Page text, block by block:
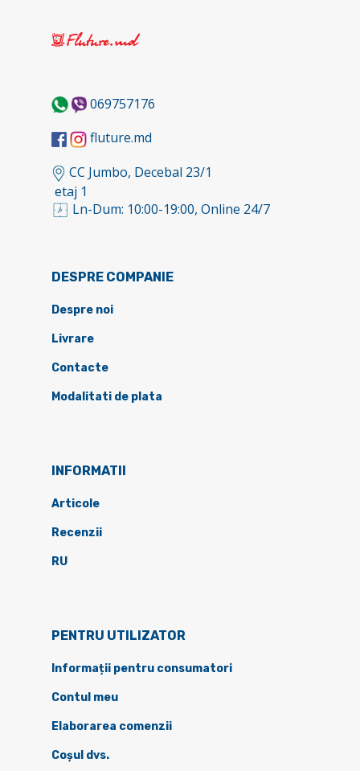
069757176
fluture.md
CC Jumbo, Decebal 23/1
etaj 1
Ln-Dum: 10:00-19:00, Online 24/7
DESPRE COMPANIE
Despre noi
Livrare
Contacte
Modalitati de plata
INFORMATII
Articole
Recenzii
RU
PENTRU UTILIZATOR
Informații pentru consumatori
Contul meu
Elaborarea comenzii
Coșul dvs.